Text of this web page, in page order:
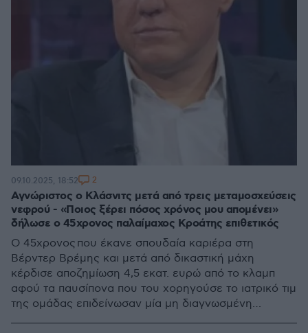
Αγνώριστος ο Κλάσνιτς μετά από τρεις μεταμοσχεύσεις
νεφρού - «Ποιος ξέρει πόσος χρόνος μου απομένει»
δήλωσε ο 45χρονος παλαίμαχος Κροάτης επιθετικός
Ο 45χρονος που έκανε σπουδαία καριέρα στη
Βέρντερ Βρέμης και μετά από δικαστική μάχη
κέρδισε αποζημίωση 4,5 εκατ. ευρώ από το κλαμπ
αφού τα παυσίπονα που του χορηγούσε το ιατρικό τιμ
της ομάδας επιδείνωσαν μία μη διαγνωσμένη
09.10.2025, 18:52 2